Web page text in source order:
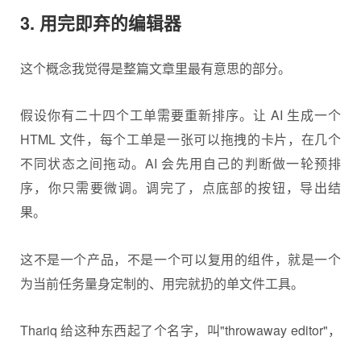
3. 用完即弃的编辑器
这个概念我觉得是整篇文章里最有意思的部分。
假设你有二十四个工单需要重新排序。让 AI 生成一个
HTML 文件，每个工单是一张可以拖拽的卡片，在几个
不同状态之间拖动。AI 会先用自己的判断做一轮预排
序，你只需要微调。调完了，点底部的按钮，导出结
果。
这不是一个产品，不是一个可以复用的组件，就是一个
为当前任务量身定制的、用完就扔的单文件工具。
Thariq 给这种东西起了个名字，叫"throwaway editor"，